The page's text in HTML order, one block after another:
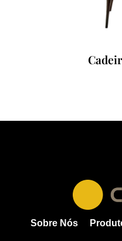
Sobre Nós